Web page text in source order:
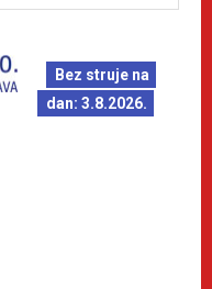
Bez struje na
dan: 3.8.2026.